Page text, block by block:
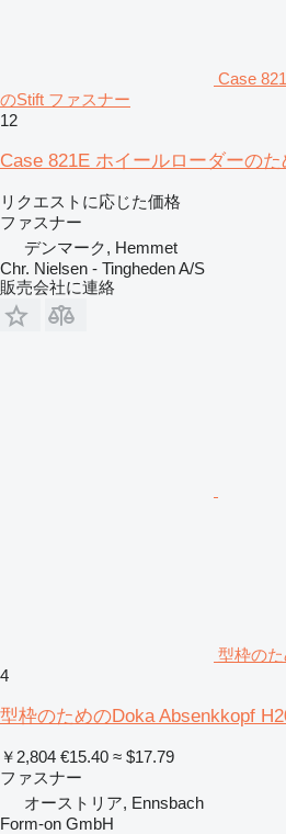
Case
のStift ファスナー
12
Case 821E ホイールローダーの
リクエストに応じた価格
ファスナー
デンマーク, Hemmet
Chr. Nielsen - Tingheden A/S
販売会社に連絡
型枠の
4
型枠のためのDoka Absenkkopf
￥2,804 €15.40 ≈ $17.79
ファスナー
オーストリア, Ennsbach
Form-on GmbH